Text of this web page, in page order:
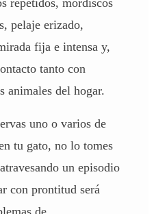
pelaje erizado,
fija e intensa y,
tanto con
animales del hogar.
uno o varios de
tu gato, no lo tomes
un episodio
con prontitud será
de